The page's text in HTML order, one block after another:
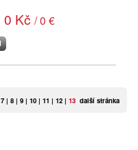
0 Kč / 0 €
další stránka
7| 8| 9| 10| 11 | 12| 13